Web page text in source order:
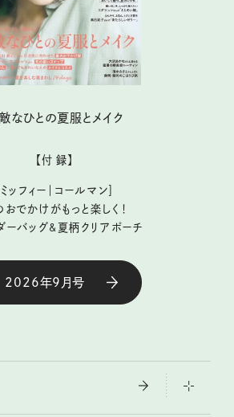
なひとの夏服とメイク
【付 録】
［ミッフィー｜コールマン］
おでかけがもっと楽しく！
ーバッグ&夏柄クリアポーチ
2026年9月号